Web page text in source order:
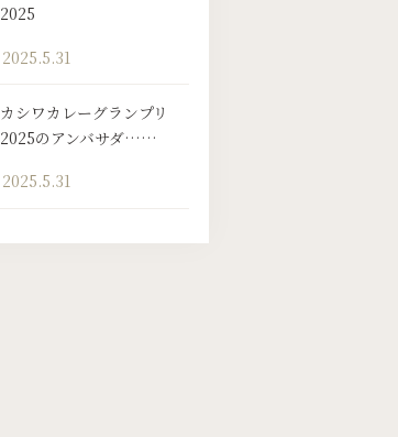
2025
2025.5.31
カシワカレーグランプリ
2025のアンバサダ……
2025.5.31